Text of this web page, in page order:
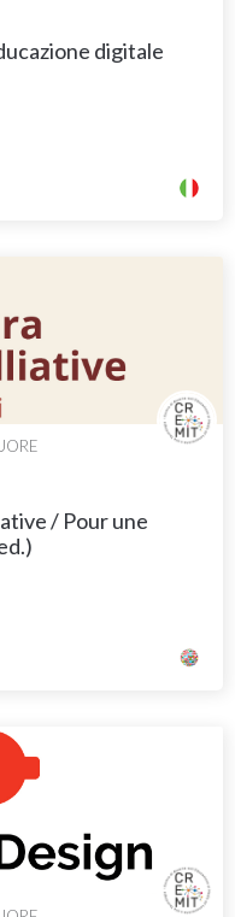
digitale
/ Pour une